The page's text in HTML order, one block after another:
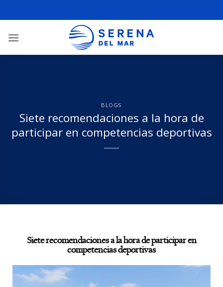
BLOGS
Siete recomendaciones a la hora de
participar en competencias deportivas
Siete recomendaciones a la hora de participar en
competencias deportivas